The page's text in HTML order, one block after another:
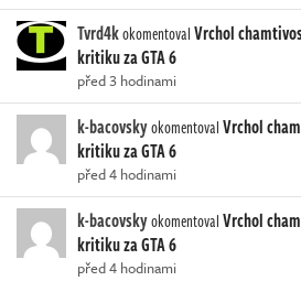
Tvrd4kokomentovalVrchol
kritiku za GTA 6
před 3 hodinami
k-bacovskyokomentovalVrchol
kritiku za GTA 6
před 4 hodinami
k-bacovskyokomentovalVrchol
kritiku za GTA 6
před 4 hodinami